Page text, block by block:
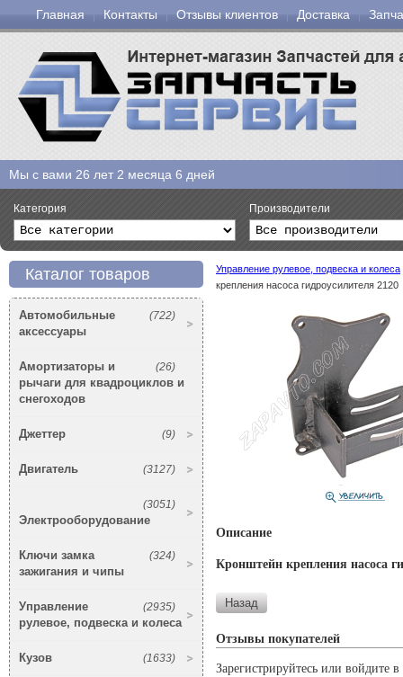
Главная Контакты Отзывы клиентов Доставка
Мы с вами 26 лет 2 месяца 6 дней
Категория Производители
Каталог товаров
(722)
Автомобильные
аксессуары
(26)
Амортизаторы и
рычаги для квадроциклов и
снегоходов
(9)
Джеттер
(3127)
Двигатель
(3051)
Электрооборудование
(324)
Ключи замка
зажигания и чипы
(2935)
Управление
рулевое, подвеска и колеса
(1633)
Кузов
Управление рулевое, подвеска и колеса
крепления насоса гидроусилителя 2120
Описание
Кронштейн крепления насоса
Отзывы покупателей
Зарегистрируйтесь или войдите